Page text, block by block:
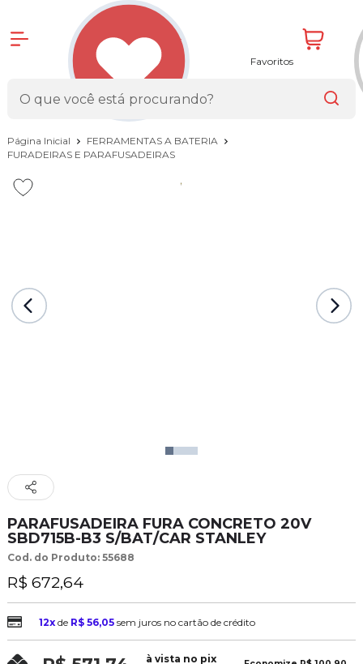
Favoritos
Página Inicial
FERRAMENTAS A BATERIA
FURADEIRAS E PARAFUSADEIRAS
PARAFUSADEIRA FURA CONCRETO 20V
SBD715B-B3 S/BAT/CAR STANLEY
Cod. do Produto: 55688
R$ 672,64
12xde R$ 56,05 sem juros no cartão de crédito
à vista no pix